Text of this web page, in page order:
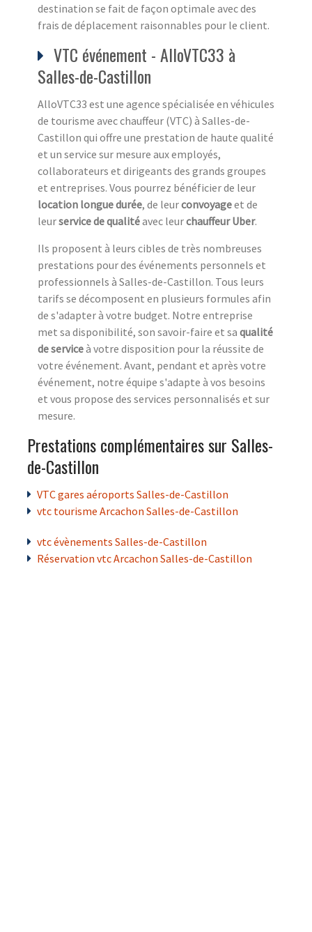
destination se fait de façon optimale avec des
frais de déplacement raisonnables pour le client.
VTC événement - AlloVTC33 à
Salles-de-Castillon
AlloVTC33 est une agence spécialisée en véhicules
de tourisme avec chauffeur (VTC) à Salles-de-
Castillon qui offre une prestation de haute qualité
et un service sur mesure aux employés,
collaborateurs et dirigeants des grands groupes
et entreprises. Vous pourrez bénéficier de leur
location longue durée, de leurconvoyageet de
leurservice de qualitéavec leurchauffeur Uber.
Ils proposent à leurs cibles de très nombreuses
prestations pour des événements personnels et
professionnels à Salles-de-Castillon. Tous leurs
tarifs se décomposent en plusieurs formules afin
de s'adapter à votre budget. Notre entreprise
met sa disponibilité, son savoir-faire et sa qualité
de serviceà votre disposition pour la réussite de
votre événement. Avant, pendant et après votre
événement, notre équipe s'adapte à vos besoins
et vous propose des services personnalisés et sur
mesure.
Prestations complémentaires sur Salles-
de-Castillon
VTC gares aéroports Salles-de-Castillon
vtc tourisme Arcachon Salles-de-Castillon
vtc évènements Salles-de-Castillon
Réservation vtc Arcachon Salles-de-Castillon